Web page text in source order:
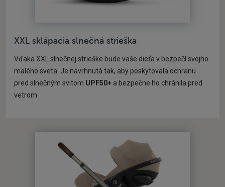
XXL sklápacia slnečná strieška
Vďaka XXL slnečnej strieške bude vaše dieťa v bezpečí svojho
malého sveta. Je navrhnutá tak, aby poskytovala ochranu
pred slnečným svitom UPF50+ a bezpečne ho chránila pred
vetrom.